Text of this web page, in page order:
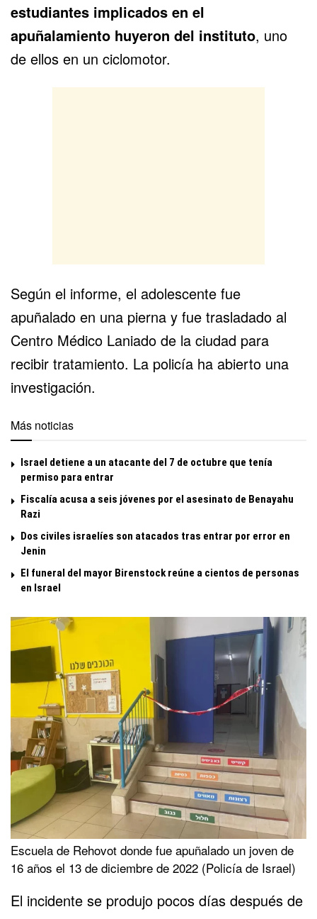
estudiantes implicados en el
apuñalamiento huyeron del instituto, uno
de ellos en un ciclomotor.
Según el informe, el adolescente fue
apuñalado en una pierna y fue trasladado al
Centro Médico Laniado de la ciudad para
recibir tratamiento. La policía ha abierto una
investigación.
Más noticias
Israel detiene a un atacante del 7 de octubre que tenía
permiso para entrar
Fiscalía acusa a seis jóvenes por el asesinato de Benayahu
Razi
Dos civiles israelíes son atacados tras entrar por error en
Jenin
El funeral del mayor Birenstock reúne a cientos de personas
en Israel
Escuela de Rehovot donde fue apuñalado un joven de
16 años el 13 de diciembre de 2022 (Policía de Israel)
El incidente se produjo pocos días después de